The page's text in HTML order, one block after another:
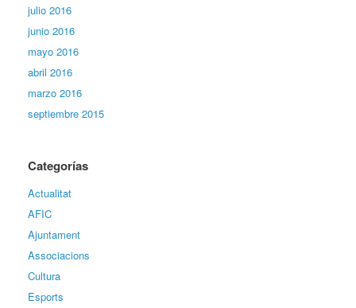
julio 2016
junio 2016
mayo 2016
abril 2016
marzo 2016
septiembre 2015
Categorías
Actualitat
AFIC
Ajuntament
Associacions
Cultura
Esports